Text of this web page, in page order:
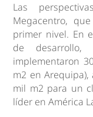
Las
Megacentro,
primer nivel. En
de
implementaron
m2 en
mil m2 para un
líder en América